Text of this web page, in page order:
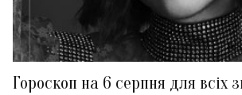
Гороскоп на 6 серпня для всіх